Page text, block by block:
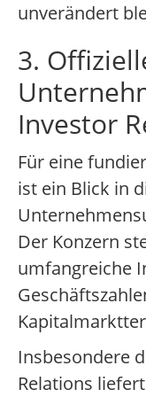
unverändert
3.
Investor
Für eine
ist ein Blick in
Der Konzern
umfangreiche
Insbesondere
Relations